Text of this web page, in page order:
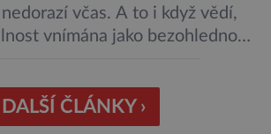
včas. A to i když vědí,
vnímána jako bezohlednost
pozdě, možná úplně nemohou.
příčiny nedochvilnosti? A
DALŠÍ ČLÁNKY ›